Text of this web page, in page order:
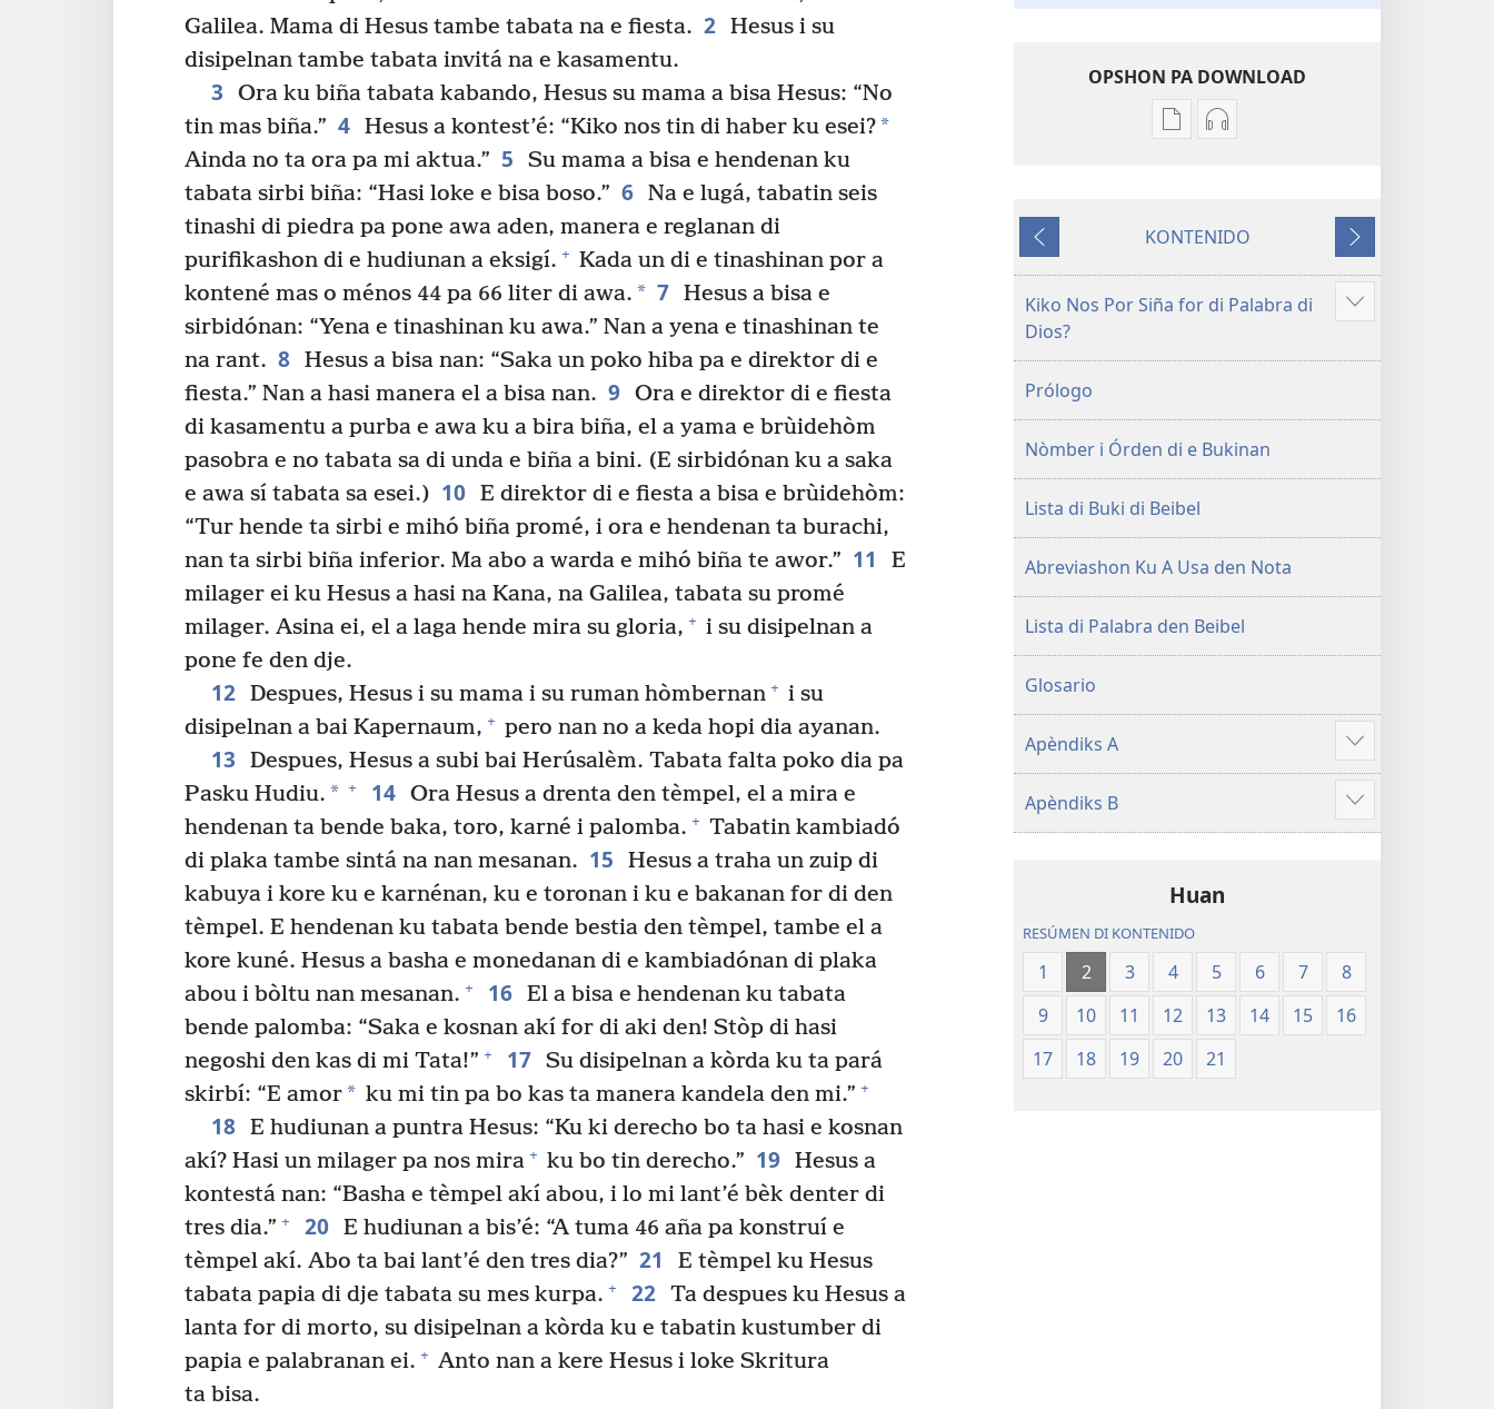
Galilea. Mama di Hesus tambe tabata na e fiesta. 2 Hesus i su
disipelnan tambe tabata invitá na e kasamentu.
3
Ora ku biña tabata kabando, Hesus su mama a bisa Hesus: “No
tin mas biña.” 4 Hesus a kontest’é: “Kiko nos tin di haber ku esei?*
Ainda no ta ora pa mi aktua.” 5
Su mama a bisa e hendenan ku
tabata sirbi biña: “Hasi loke e bisa boso.” 6 Na e lugá, tabatin seis
tinashi di piedra pa pone awa aden, manera e reglanan di
purifikashon di e hudiunan a eksigí. + Kada un di e tinashinan por a
kontené mas o ménos 44 pa 66 liter di awa. * 7 Hesus a bisa e
sirbidónan: “Yena e tinashinan ku awa.” Nan a yena e tinashinan te
na rant. 8 Hesus a bisa nan: “Saka un poko hiba pa e direktor di e
fiesta.” Nan a hasi manera el a bisa nan. 9 Ora e direktor di e fiesta
di kasamentu a purba e awa ku a bira biña, el a yama e brùidehòm
pasobra e no tabata sa di unda e biña a bini. (E sirbidónan ku a saka
e awa sí tabata sa esei.) 10 E direktor di e fiesta a bisa e brùidehòm:
“Tur hende ta sirbi e mihó biña promé, i ora e hendenan ta burachi,
nan ta sirbi biña inferior. Ma abo a warda e mihó biña te awor.” 11
E
milager ei ku Hesus a hasi na Kana, na Galilea, tabata su promé
milager. Asina ei, el a laga hende mira su gloria, + i su disipelnan a
pone fe den dje.
12 Despues, Hesus i su mama i su ruman hòmbernan + i su
disipelnan a bai Kapernaum, + pero nan no a keda hopi dia ayanan.
13
Despues, Hesus a subi bai Herúsalèm. Tabata falta poko dia pa
Pasku Hudiu. * + 14 Ora Hesus a drenta den tèmpel, el a mira e
hendenan ta bende baka, toro, karné i palomba. + Tabatin kambiadó
di plaka tambe sintá na nan mesanan. 15
Hesus a traha un zuip di
kabuya i kore ku e karnénan, ku e toronan i ku e bakanan for di den
tèmpel. E hendenan ku tabata bende bestia den tèmpel, tambe el a
kore kuné. Hesus a basha e monedanan di e kambiadónan di plaka
abou i bòltu nan mesanan. + 16 El a bisa e hendenan ku tabata
bende palomba: “Saka e kosnan akí for di aki den! Stòp di hasi
negoshi den kas di mi Tata!” + 17 Su disipelnan a kòrda ku ta pará
skirbí: “E amor* ku mi tin pa bo kas ta manera kandela den mi.” +
18 E hudiunan a puntra Hesus: “Ku ki derecho bo ta hasi e kosnan
akí? Hasi un milager pa nos mira + ku bo tin derecho.” 19 Hesus a
kontestá nan: “Basha e tèmpel akí abou, i lo mi lant’é bèk denter di
tres dia.” + 20 E hudiunan a bis’é: “A tuma 46 aña pa konstruí e
tèmpel akí. Abo ta bai lant’é den tres dia?” 21
E tèmpel ku Hesus
tabata papia di dje tabata su mes kurpa. + 22 Ta despues ku Hesus a
lanta for di morto, su disipelnan a kòrda ku e tabatin kustumber di
papia e palabranan ei. + Anto nan a kere Hesus i loke Skritura
ta bisa.
OPSHON PA DOWNLOAD
Opshon
Beibel
Tradukshon
di
Opshon
Beibel
Tradukshon
di
Anterior
KONTENIDO
Siguiente
Kiko Nos Por Siña for di Palabra di
Dios?
Mustra
Prólogo
Nòmber i Órden di e Bukinan
Lista di Buki di Beibel
Abreviashon Ku A Usa den Nota
Lista di Palabra den Beibel
Glosario
Apèndiks A
Mustra
mas
Apèndiks B
Mustra
mas
Huan
RESÚMEN DI KONTENIDO
1 2 3 4 5 6 7
8
9
10 11 12 13 14 15
16
17
18 19 20 21